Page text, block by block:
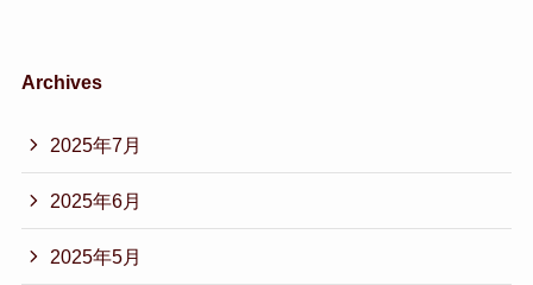
Archives
2025年7月
2025年6月
2025年5月